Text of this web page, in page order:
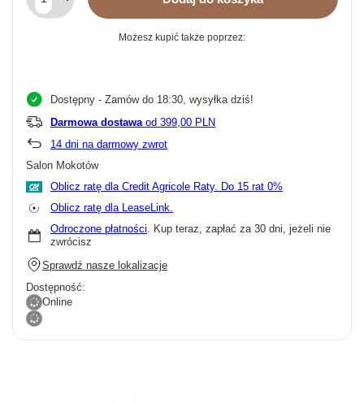
Możesz kupić także poprzez:
Dostępny - Zamów do 18:30, wysyłka dziś!
Darmowa dostawa od 399,00 PLN
14 dni na darmowy zwrot
Salon Mokotów
Oblicz ratę dla Credit Agricole Raty.
Oblicz ratę dla LeaseLink.
Odroczone płatności. Kup teraz, zapłać za 30 dni, jeżeli nie
zwrócisz
Sprawdź nasze lokalizacje
Dostępność:
Online